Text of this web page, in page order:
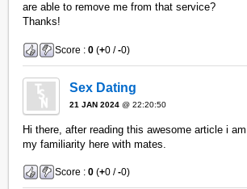
are able to remove me from that service?
Thanks!
Score :0 (+0 /-0)
Sex Dating
21 JAN 2024 @ 22:20:50
Hi there, after reading this awesome article i
my familiarity here with mates.
Score :0 (+0 /-0)